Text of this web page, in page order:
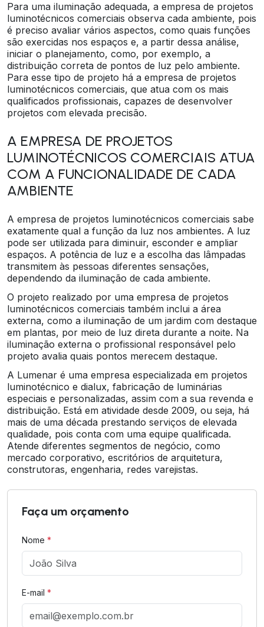
Para uma iluminação adequada, a empresa de projetos
luminotécnicos comerciais observa cada ambiente, pois
é preciso avaliar vários aspectos, como quais funções
são exercidas nos espaços e, a partir dessa análise,
iniciar o planejamento, como, por exemplo, a
distribuição correta de pontos de luz pelo ambiente.
Para esse tipo de projeto há a empresa de projetos
luminotécnicos comerciais, que atua com os mais
qualificados profissionais, capazes de desenvolver
projetos com elevada precisão.
A EMPRESA DE PROJETOS
LUMINOTÉCNICOS COMERCIAIS ATUA
COM A FUNCIONALIDADE DE CADA
AMBIENTE
A empresa de projetos luminotécnicos comerciais sabe
exatamente qual a função da luz nos ambientes. A luz
pode ser utilizada para diminuir, esconder e ampliar
espaços. A potência de luz e a escolha das lâmpadas
transmitem às pessoas diferentes sensações,
dependendo da iluminação de cada ambiente.
O projeto realizado por uma empresa de projetos
luminotécnicos comerciais também inclui a área
externa, como a iluminação de um jardim com destaque
em plantas, por meio de luz direta durante a noite. Na
iluminação externa o profissional responsável pelo
projeto avalia quais pontos merecem destaque.
A Lumenar é uma empresa especializada em projetos
luminotécnico e dialux, fabricação de luminárias
especiais e personalizadas, assim com a sua revenda e
distribuição. Está em atividade desde 2009, ou seja, há
mais de uma década prestando serviços de elevada
qualidade, pois conta com uma equipe qualificada.
Atende diferentes segmentos de negócio, como
mercado corporativo, escritórios de arquitetura,
construtoras, engenharia, redes varejistas.
Faça um orçamento
Nome *
E-mail *